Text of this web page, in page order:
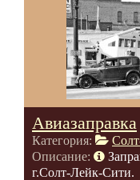
Авиазаправка
Категория:
Описание:
г.Солт-Лейк-Сити.